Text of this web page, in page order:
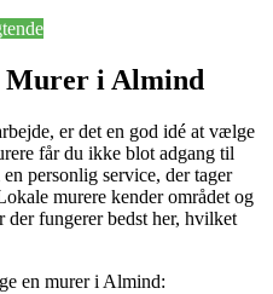
Murer i Almind
er det en god idé at vælge
får du ikke blot adgang til
personlig service, der tager
murere kender området og
fungerer bedst her, hvilket
en murer i Almind: